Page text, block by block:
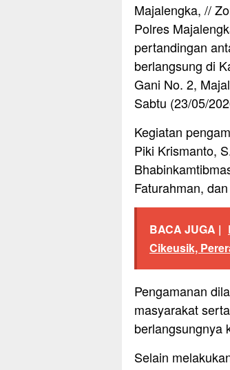
Majalengka, //
Polres
pertandingan
berlangsung di
Gani No. 2,
Sabtu (23/05/
Kegiatan
Piki Krismanto,
Faturahman,
BACA JUGA |
Cikeusik,
Pengamanan
masyarakat
berlangsungnya
Selain